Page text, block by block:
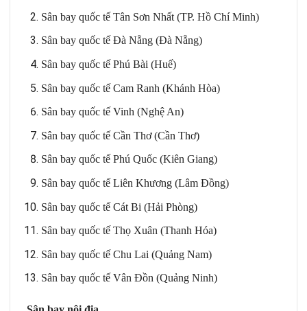
Sân bay quốc tế Tân Sơn Nhất (TP. Hồ Chí Minh)
Sân bay quốc tế Đà Nẵng (Đà Nẵng)
Sân bay quốc tế Phú Bài (Huế)
Sân bay quốc tế Cam Ranh (Khánh Hòa)
Sân bay quốc tế Vinh (Nghệ An)
Sân bay quốc tế Cần Thơ (Cần Thơ)
Sân bay quốc tế Phú Quốc (Kiên Giang)
Sân bay quốc tế Liên Khương (Lâm Đồng)
Sân bay quốc tế Cát Bi (Hải Phòng)
Sân bay quốc tế Thọ Xuân (Thanh Hóa)
Sân bay quốc tế Chu Lai (Quảng Nam)
Sân bay quốc tế Vân Đồn (Quảng Ninh)